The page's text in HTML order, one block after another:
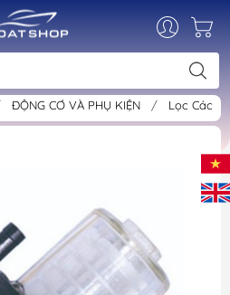
ĐỘNG CƠ VÀ PHỤ KIỆN / Lọc Các